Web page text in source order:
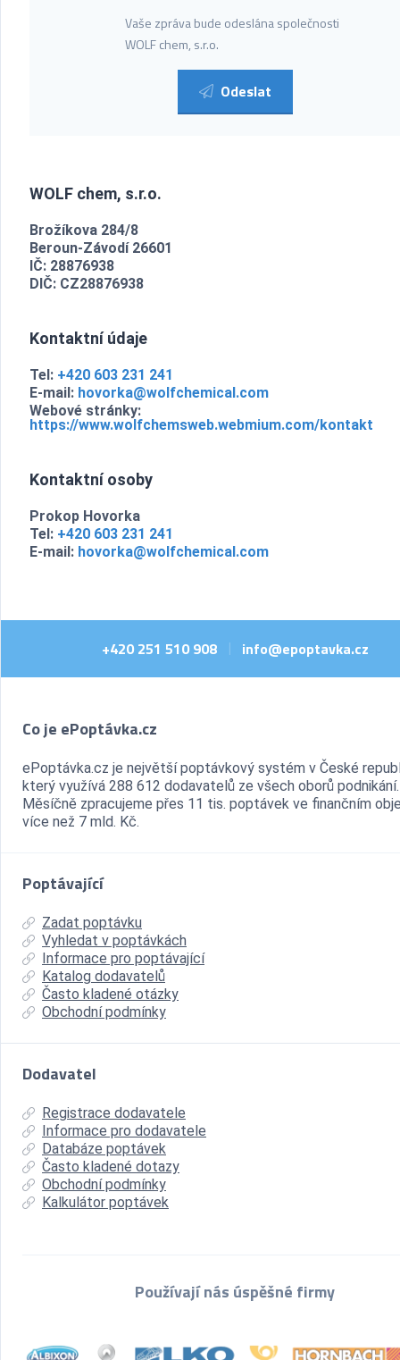
Vaše zpráva bude odeslána společnosti
WOLF chem, s.r.o.
Odeslat
WOLF chem, s.r.o.
Brožíkova 284/8
Beroun-Závodí 26601
IČ: 28876938
DIČ: CZ28876938
Kontaktní údaje
Tel: +420 603 231 241
E-mail: hovorka@wolfchemical.com
Webové stránky:
https://www.wolfchemsweb.webmium.com/kontakt
Kontaktní osoby
Prokop Hovorka
Tel: +420 603 231 241
E-mail: hovorka@wolfchemical.com
+420 251 510 908 | info@epoptavka.cz
Co je ePoptávka.cz
ePoptávka.cz je největší poptávkový systém v České
který využívá 288 612 dodavatelů ze všech oborů podnikání.
Měsíčně zpracujeme přes 11 tis. poptávek ve finančním
více než 7 mld. Kč.
Poptávající
Zadat poptávku
Vyhledat v poptávkách
Informace pro poptávající
Katalog dodavatelů
Často kladené otázky
Obchodní podmínky
Dodavatel
Registrace dodavatele
Informace pro dodavatele
Databáze poptávek
Často kladené dotazy
Obchodní podmínky
Kalkulátor poptávek
Používají nás úspěšné firmy